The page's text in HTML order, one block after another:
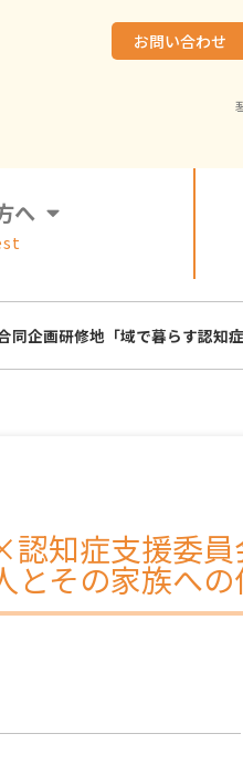
お問い合わせ
へ
企画研修地「域で暮らす認知
知症支援委
とその家族へ